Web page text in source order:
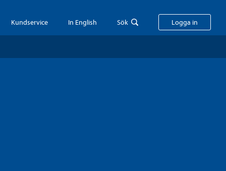
Kundservice In English Sök Logga in